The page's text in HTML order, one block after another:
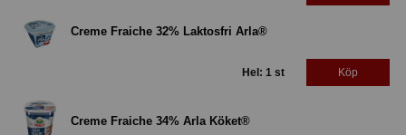
Creme Fraiche 32% Laktosfri Arla®
Hel: 1 st Köp
Creme Fraiche 34% Arla Köket®